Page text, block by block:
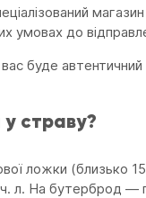
умовах до
буде автентичний
страву?
ложки (близько
л. На бутерброд —